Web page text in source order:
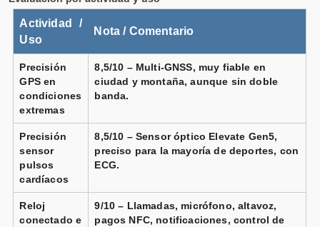
Garmin Venu 3 negro correa
Garmin Venu 3S gris oscuro correa
silicona
gris
Vendido por
Actividad /
Uso
Nota / Comentario
Precisión
GPS en
condiciones
extremas
8,5/10 – Multi-GNSS, muy fiable en
ciudad y montaña, aunque sin doble
banda.
Precisión
sensor
pulsos
cardíacos
8,5/10 – Sensor óptico Elevate Gen5,
preciso para la mayoría de deportes, con
ECG.
Reloj
conectado e
9/10 – Llamadas, micrófono, altavoz,
pagos NFC, notificaciones, control de